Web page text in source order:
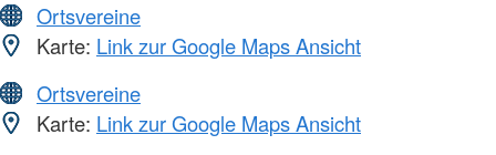
Ortsvereine
Karte: Link zur Google Maps Ansicht
Ortsvereine
Karte: Link zur Google Maps Ansicht